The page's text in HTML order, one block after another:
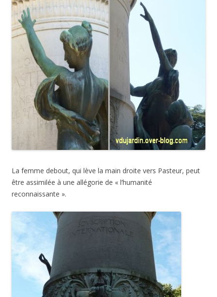
La femme debout, qui lève la main droite vers Pasteur, peut
être assimilée à une allégorie de « l’humanité
reconnaissante ».